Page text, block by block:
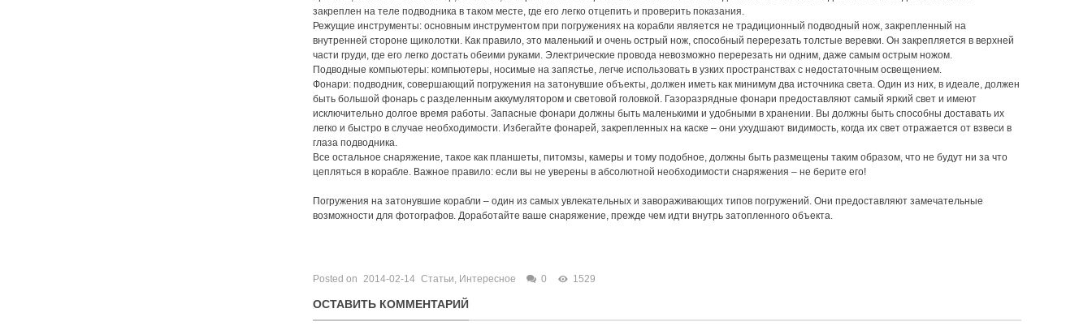
закреплен на теле подводника в таком месте, где его легко отцепить и проверить показания.
Режущие инструменты: основным инструментом при погружениях на корабли является не традиционный подводный нож, закрепленный на
внутренней стороне щиколотки. Как правило, это маленький и очень острый нож, способный перерезать толстые веревки. Он закрепляется в верхней
части груди, где его легко достать обеими руками. Электрические провода невозможно перерезать ни одним, даже самым острым ножом.
Подводные компьютеры: компьютеры, носимые на запястье, легче использовать в узких пространствах с недостаточным освещением.
Фонари: подводник, совершающий погружения на затонувшие объекты, должен иметь как минимум два источника света. Один из них, в идеале, должен
быть большой фонарь с разделенным аккумулятором и световой головкой. Газоразрядные фонари предоставляют самый яркий свет и имеют
исключительно долгое время работы. Запасные фонари должны быть маленькими и удобными в хранении. Вы должны быть способны доставать их
легко и быстро в случае необходимости. Избегайте фонарей, закрепленных на каске – они ухудшают видимость, когда их свет отражается от взвеси в
глаза подводника.
Все остальное снаряжение, такое как планшеты, питомзы, камеры и тому подобное, должны быть размещены таким образом, что не будут ни за что
цепляться в корабле. Важное правило: если вы не уверены в абсолютной необходимости снаряжения – не берите его!
Погружения на затонувшие корабли – один из самых увлекательных и завораживающих типов погружений. Они предоставляют замечательные
возможности для фотографов. Доработайте ваше снаряжение, прежде чем идти внутрь затопленного объекта.
Posted on 2014-02-14 Статьи Интересное 0 1529
ОСТАВИТЬ КОММЕНТАРИЙ